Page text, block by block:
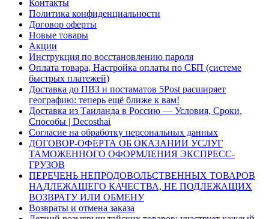
Контакты
Политика конфиденциальности
Договор оферты
Новые товары
Акции
Инструкция по восстановлению пароля
Оплата товара, Настройка оплаты по СБП (системе
быстрых платежей)
Доставка до ПВЗ и постаматов 5Post расширяет
географию: теперь ещё ближе к вам!
Доставка из Таиланда в Россию — Условия, Сроки,
Способы | Decosthai
Согласие на обработку персональных данных
ДОГОВОР-ОФЕРТА ОБ ОКАЗАНИИ УСЛУГ
ТАМОЖЕННОГО ОФОРМЛЕНИЯ ЭКСПРЕСС-
ГРУЗОВ
ПЕРЕЧЕНЬ НЕПРОДОВОЛЬСТВЕННЫХ ТОВАРОВ
НАДЛЕЖАЩЕГО КАЧЕСТВА, НЕ ПОДЛЕЖАЩИХ
ВОЗВРАТУ ИЛИ ОБМЕНУ
Возвраты и отмена заказа